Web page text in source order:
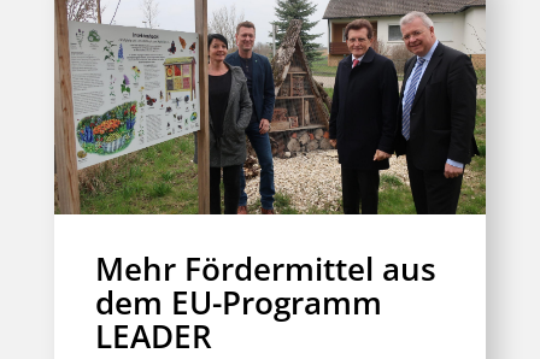
Mehr Fördermittel aus
dem EU-Programm
LEADER